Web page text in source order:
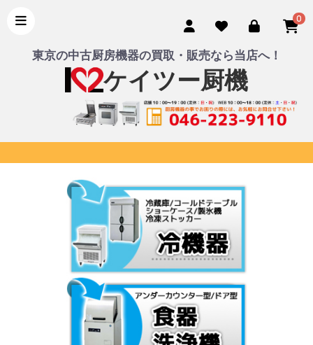
0
東京の中古厨房機器の買取・販売なら当店へ！
ケイツー厨機